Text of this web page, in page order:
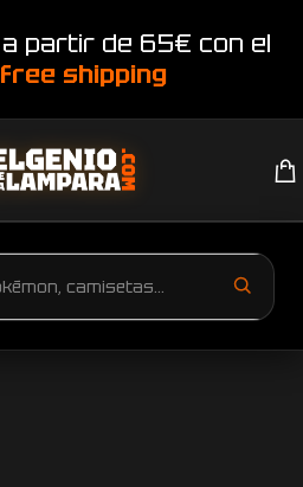
a partir de 65€ con el
free shipping